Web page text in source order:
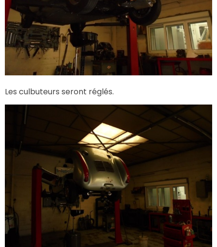
Les culbuteurs seront réglés.